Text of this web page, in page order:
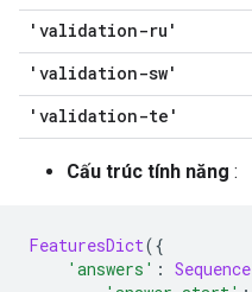
'validation-ru'
'validation-sw'
'validation-te'
Cấu trúc tính năng :
FeaturesDict({
'answers' : Sequence